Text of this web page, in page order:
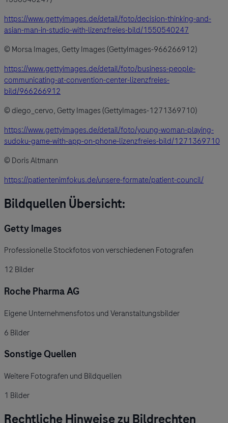
https://www.gettyimages.de/detail/foto/decision-thinking-and-
asian-man-in-studio-with-lizenzfreies-bild/1550540247
© Morsa Images, Getty Images (GettyImages-966266912)
https://www.gettyimages.de/detail/foto/business-people-
communicating-at-convention-center-lizenzfreies-
bild/966266912
© diego_cervo, Getty Images (GettyImages-1271369710)
https://www.gettyimages.de/detail/foto/young-woman-playing-
sudoku-game-with-app-on-phone-lizenzfreies-bild/1271369710
© Doris Altmann
https://patientenimfokus.de/unsere-formate/patient-council/
Bildquellen Übersicht:
Getty Images
Professionelle Stockfotos von verschiedenen Fotografen
12 Bilder
Roche Pharma AG
Eigene Unternehmensfotos und Veranstaltungsbilder
6 Bilder
Sonstige Quellen
Weitere Fotografen und Bildquellen
1 Bilder
Rechtliche Hinweise zu Bildrechten